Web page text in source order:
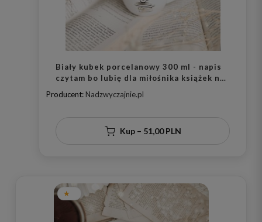
Biały kubek porcelanowy 300 ml - napis
czytam bo lubię dla miłośnika książek na
urodziny
Producent: Nadzwyczajnie.pl
Kup – 51,00 PLN